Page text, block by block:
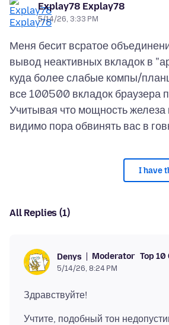
Explay78 Explay78
5/14/26, 3:33 PM
Меня бесит всратое
вывод неактивных вкладок в
куда более слабые компы/
все 100500 вкладок браузера
Учитывая что мощность железа
I have
All Replies (1)
Denys Moderator Top
5/14/26, 8:24 PM
Учтите, подобный тон